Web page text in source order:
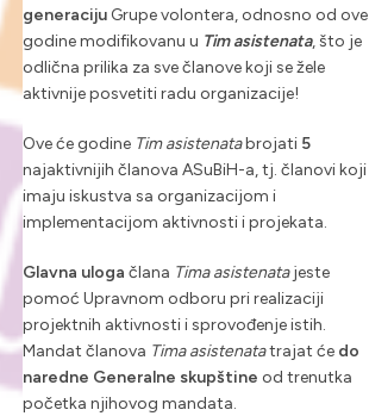
generaciju Grupe volontera, odnosno od ove
godine modifikovanu u Tim asistenata, što je
odlična prilika za sve članove koji se žele
aktivnije posvetiti radu organizacije!
Ove će godine Tim asistenatabrojati 5
najaktivnijih članova ASuBiH-a, tj. članovi koji
imaju iskustva sa organizacijom i
implementacijom aktivnosti i projekata.
Glavna uloga člana Tima asistenatajeste
pomoć Upravnom odboru pri realizaciji
projektnih aktivnosti i sprovođenje istih.
Mandat članova Tima asistenatatrajat će do
naredne Generalne skupštine od trenutka
početka njihovog mandata.